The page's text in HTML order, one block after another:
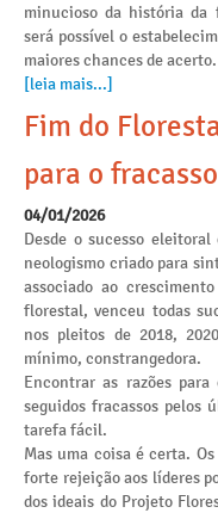
minucioso da história da
será possível o
maiores chances de acerto.
[leia mais...]
Fim do
para o fracasso
04/01/2026
Desde o sucesso
neologismo criado para
associado ao
florestal, venceu todas
nos pleitos de 2018,
mínimo, constrangedora.
Encontrar as razões
seguidos fracassos pelos
tarefa fácil.
Mas uma coisa é certa.
forte rejeição aos líderes
dos ideais do Projeto